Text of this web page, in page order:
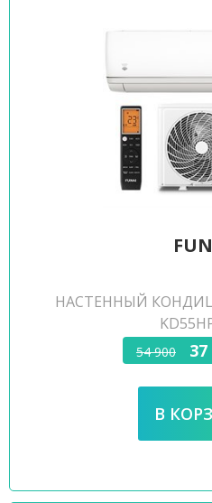
НАСТЕННЫЙ
54 900 37